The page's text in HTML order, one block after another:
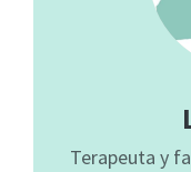
Terapeuta y